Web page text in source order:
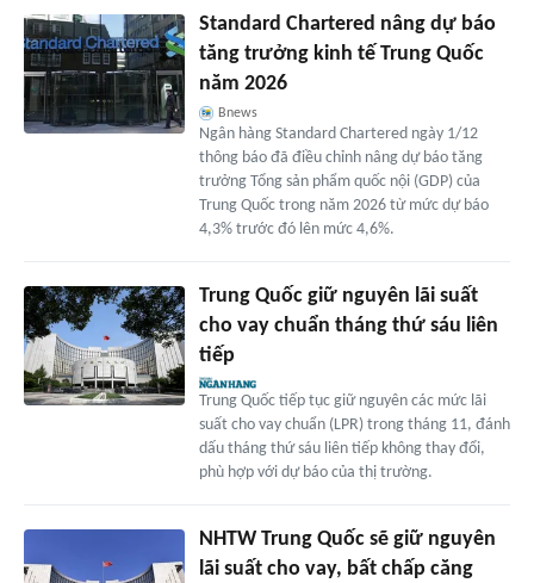
Standard Chartered nâng dự báo
tăng trưởng kinh tế Trung Quốc
năm 2026
Bnews
Ngân hàng Standard Chartered ngày 1/12
thông báo đã điều chỉnh nâng dự báo tăng
trưởng Tổng sản phẩm quốc nội (GDP) của
Trung Quốc trong năm 2026 từ mức dự báo
4,3% trước đó lên mức 4,6%.
Trung Quốc giữ nguyên lãi suất
cho vay chuẩn tháng thứ sáu liên
tiếp
Trung Quốc tiếp tục giữ nguyên các mức lãi
suất cho vay chuẩn (LPR) trong tháng 11, đánh
dấu tháng thứ sáu liên tiếp không thay đổi,
phù hợp với dự báo của thị trường.
NHTW Trung Quốc sẽ giữ nguyên
lãi suất cho vay, bất chấp căng